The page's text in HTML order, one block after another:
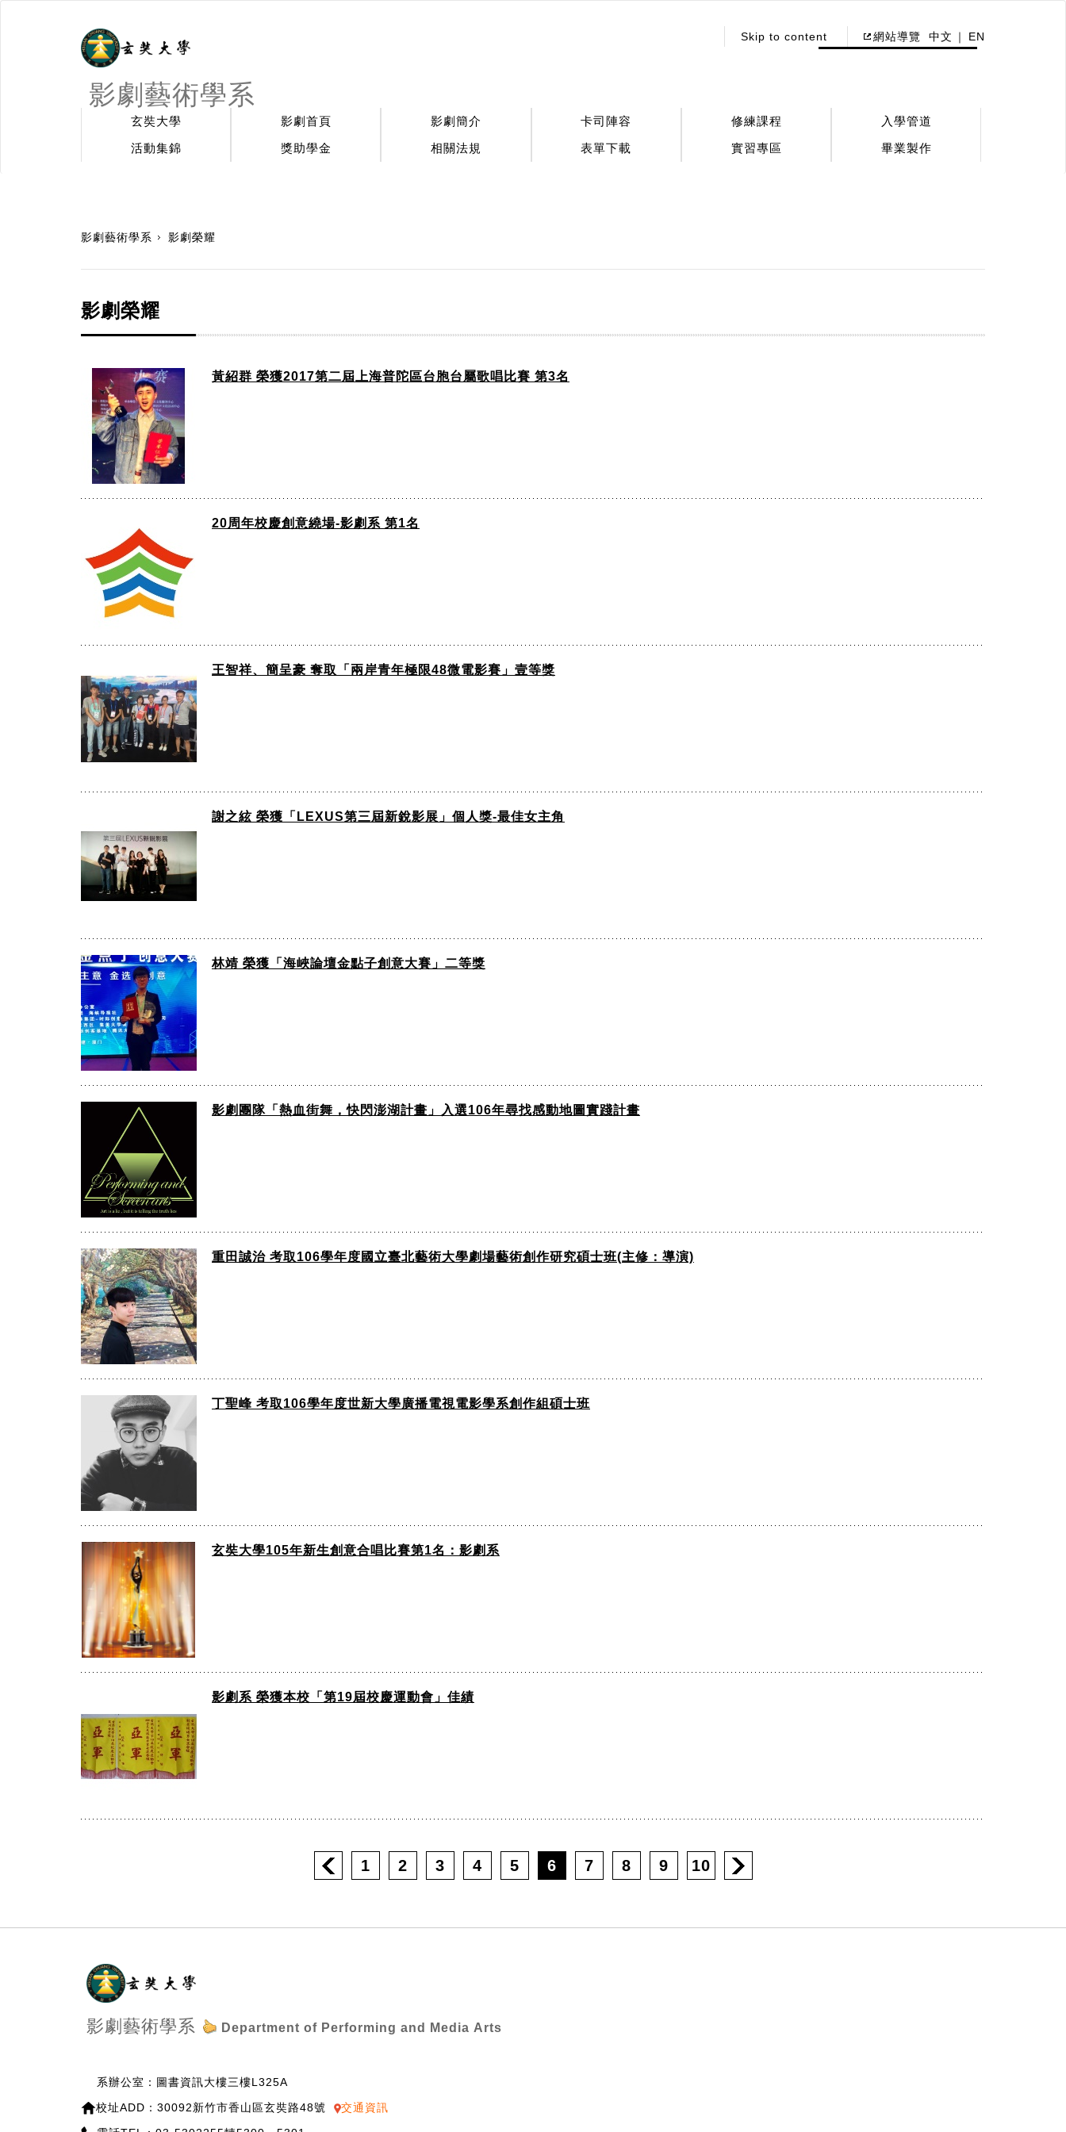
影劇藝術學系
Skip to content 網站導覽 中文 EN
玄奘大學 影劇首頁 影劇簡介 卡司陣容 修練課程
入學管道
活動集錦
獎助學金 相關法規 表單下載 實習專區 畢業製作
影劇藝術學系 影劇榮耀
影劇榮耀
黃紹群 榮獲2017第二屆上海普陀區台胞台屬歌唱比賽 第3名
20周年校慶創意繞場-影劇系 第1名
王智祥、簡呈豪 奪取「兩岸青年極限48微電影賽」壹等獎
謝之絃 榮獲「LEXUS第三屆新銳影展」個人獎-最佳女主角
林靖 榮獲「海峽論壇金點子創意大賽」二等獎
影劇團隊「熱血街舞，快閃澎湖計畫」入選106年尋找感動地圖實踐計畫
重田誠治 考取106學年度國立臺北藝術大學劇場藝術創作研究碩士班(主修：導演)
丁聖峰 考取106學年度世新大學廣播電視電影學系創作組碩士班
玄奘大學105年新生創意合唱比賽第1名：影劇系
影劇系 榮獲本校「第19屆校慶運動會」佳績
1 2 3 4 5 6 7 8 9 10
影劇藝術學系 Department of Performing and Media Arts
系辦公室：圖書資訊大樓三樓L325A
校址ADD：30092新竹市香山區玄奘路48號
交通資訊